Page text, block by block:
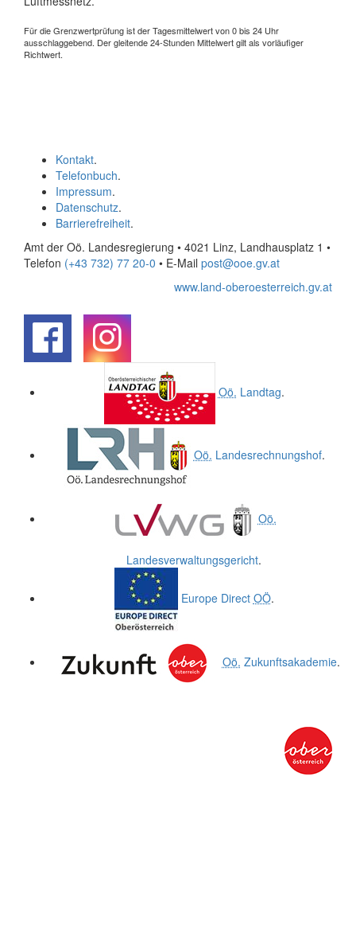
Für die Grenzwertprüfung ist der Tagesmittelwert von 0 bis 24 Uhr
ausschlaggebend. Der gleitende 24-Stunden Mittelwert gilt als vorläufiger
Richtwert.
Kontakt.
Telefonbuch.
Impressum.
Datenschutz.
Barrierefreiheit.
Amt der Oö. Landesregierung • 4021 Linz, Landhausplatz 1 •
Telefon (+43 732) 77 20-0 • E-Mail post@ooe.gv.at
www.land-oberoesterreich.gv.at
Oö. Landtag.
Oö. Landesrechnungshof.
Oö.
Landesverwaltungsgericht.
Europe Direct OÖ.
Oö. Zukunftsakademie.